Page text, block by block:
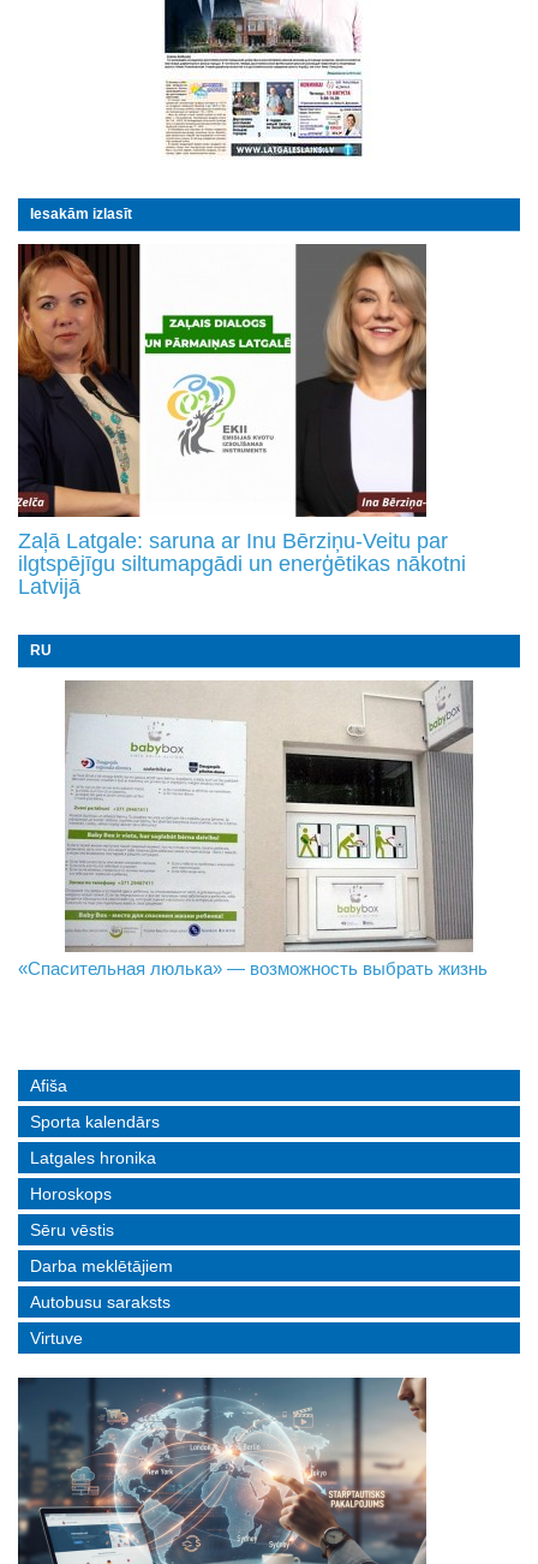
Iesakām izlasīt
Zaļā Latgale: saruna ar Inu Bērziņu-Veitu par
ilgtspējīgu siltumapgādi un enerģētikas nākotni
Latvijā
RU
В Даугавпилсе определили сильнейших в пляжном
«Спасительная люлька» — возможность выбрать жизнь
Новое поколение пограничников: Даугавпилсское
Afiša
Sporta kalendārs
Latgales hronika
Horoskops
Sēru vēstis
Darba meklētājiem
Autobusu saraksts
Virtuve